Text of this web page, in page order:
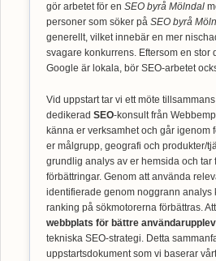
gör arbetet för en SEO byrå Mölndal
personer som söker på SEO byrå
generellt, vilket innebär en mer
svagare konkurrens. Eftersom en stor
Google är lokala, bör SEO-arbetet
Vid uppstart tar vi ett möte
dedikerad SEO-konsult från
känna er verksamhet och går igenom
er målgrupp, geografi och produkter/
grundlig analys av er hemsida och tar
förbättringar. Genom att använda
identifierade genom noggrann analys
ranking på sökmotorerna förbättras. Att
webbplats för bättre
tekniska SEO-strategi. Detta
uppstartsdokument som vi baserar